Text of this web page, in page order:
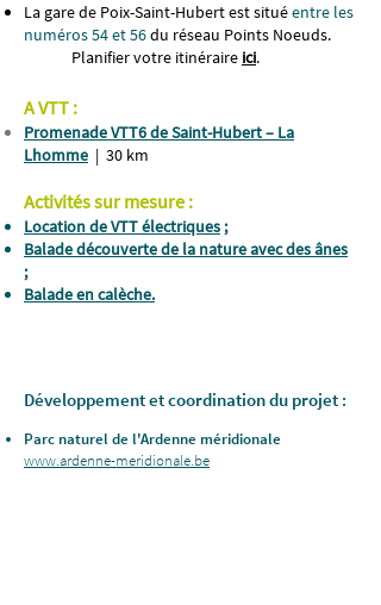
La gare de Poix-Saint-Hubert est situéentre les
numéros 54 et 56du réseau Points Noeuds.
Planifier votre itinéraire ici.
A VTT :
Promenade VTT6 de Saint-Hubert – La
Lhomme | 30 km
Activités sur mesure :
Location de VTT électriques ;
Balade découverte de la nature avec des ânes
;
Balade en calèche.
Développement et coordination du projet :
Parc naturel de l'Ardenne méridionale
www.ardenne-meridionale.be